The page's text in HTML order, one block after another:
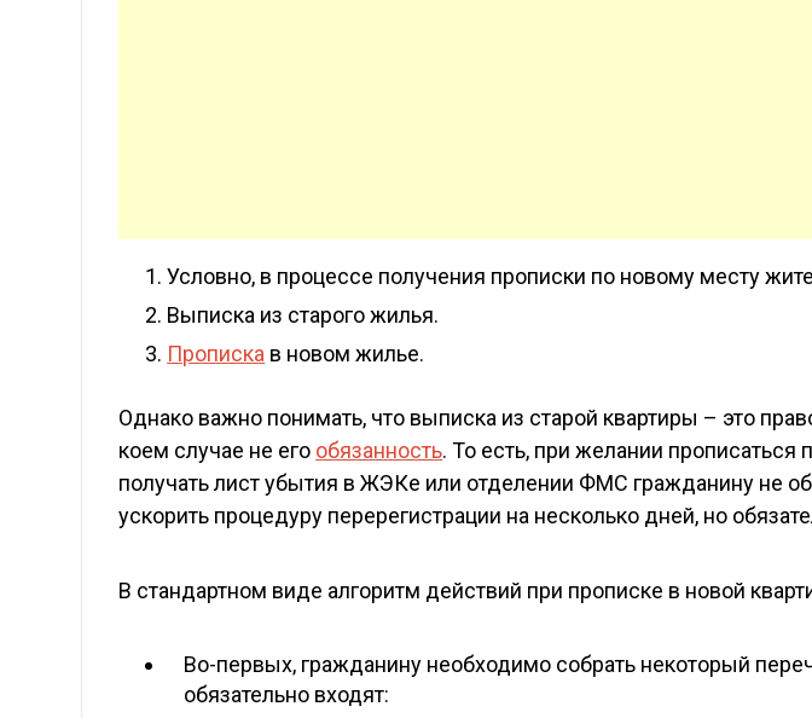
Условно, в процессе получения прописки по новому месту
Выписка из старого жилья.
Прописка в новом жилье.
Однако важно понимать, что выписка из старой квартиры – это
коем случае не его обязанность. То есть, при желании прописаться
получать лист убытия в ЖЭКе или отделении ФМС гражданину не
ускорить процедуру перерегистрации на несколько дней, но
В стандартном виде алгоритм действий при прописке в новой
Во-первых, гражданину необходимо собрать некоторый
обязательно входят: